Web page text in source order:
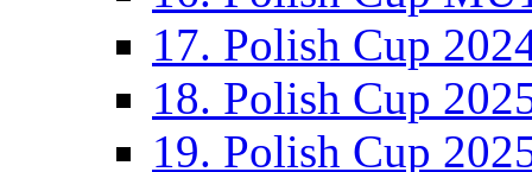
17. Polish Cup
18. Polish Cup
19. Polish Cup